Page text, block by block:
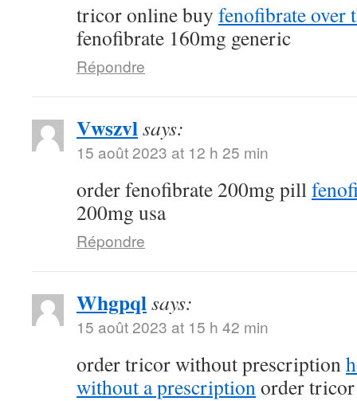
tricor online buy fenofibrate over
fenofibrate 160mg generic
Répondre
Vwszvlsays:
15 août 2023 at 12 h 25 min
order fenofibrate 200mg pill
200mg usa
Répondre
Whgpqlsays:
15 août 2023 at 15 h 42 min
order tricor without prescription
without a prescriptionorder